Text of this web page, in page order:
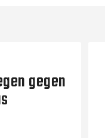
gegen